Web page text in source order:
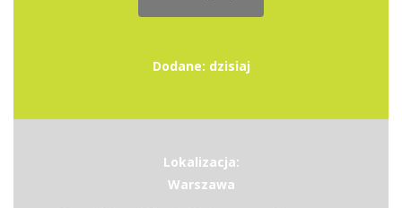
Dodane: dzisiaj
Lokalizacja:
Warszawa